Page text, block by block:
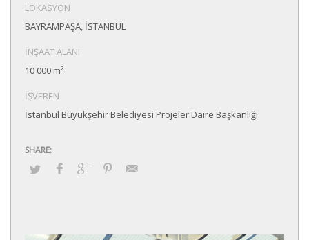
LOKASYON
BAYRAMPAŞA, İSTANBUL
İNŞAAT ALANI
10 000 m²
İŞVEREN
İstanbul Büyükşehir Belediyesi Projeler Daire Başkanlığı